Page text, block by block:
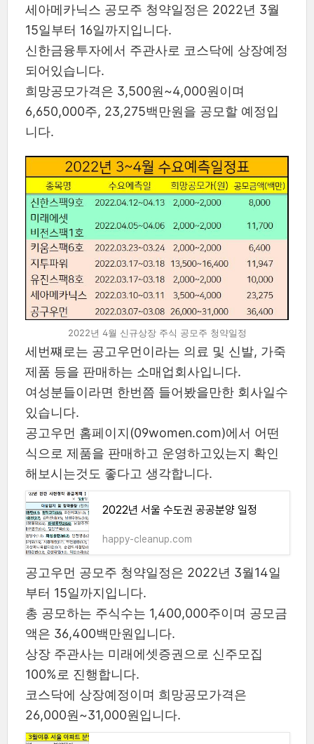
세아메카닉스 공모주 청약일정은 2022년 3월
15일부터 16일까지입니다.
신한금융투자에서 주관사로 코스닥에 상장예정
되어있습니다.
희망공모가격은 3,500원~4,000원이며
6,650,000주, 23,275백만원을 공모할 예정입
니다.
2022년 4월 신규상장 주식 공모주 청약일정
세번쨰로는 공고우먼이라는 의료 및 신발, 가죽
제품 등을 판매하는 소매업회사입니다.
여성분들이라면 한번쯤 들어봤을만한 회사일수
있습니다.
공고우먼 홈페이지(09women.com)에서 어떤
식으로 제품을 판매하고 운영하고있는지 확인
해보시는것도 좋다고 생각합니다.
2022년 서울 수도권 공공분양 일정
happy-cleanup.com
공고우먼 공모주 청약일정은 2022년 3월14일
부터 15일까지입니다.
총 공모하는 주식수는 1,400,000주이며 공모금
액은 36,400백만원입니다.
상장 주관사는 미래에셋증권으로 신주모집
100%로 진행합니다.
코스닥에 상장예정이며 희망공모가격은
26,000원~31,000원입니다.